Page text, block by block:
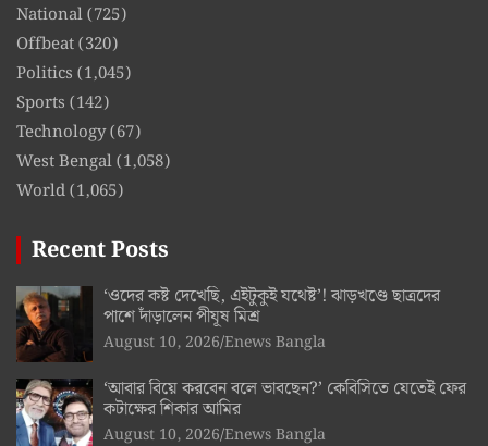
National(725)
Offbeat(320)
Politics (1,045)
Sports (142)
Technology(67)
West Bengal(1,058)
World(1,065)
Recent Posts
‘ওদের কষ্ট দেখেছি, এইটুকুই যথেষ্ট’! ঝাড়খণ্ডে ছাত্রদের
পাশে দাঁড়ালেন পীযূষ মিশ্র
August 10, 2026 Enews Bangla
‘আবার বিয়ে করবেন বলে ভাবছেন?’ কেবিসিতে যেতেই ফের
কটাক্ষের শিকার আমির
August 10, 2026 Enews Bangla